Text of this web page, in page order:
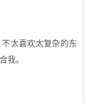
太喜欢太复杂的东
我。